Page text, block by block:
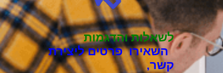
לשאלות והדגמות
השאירו פרטים ליצירת
קשר,